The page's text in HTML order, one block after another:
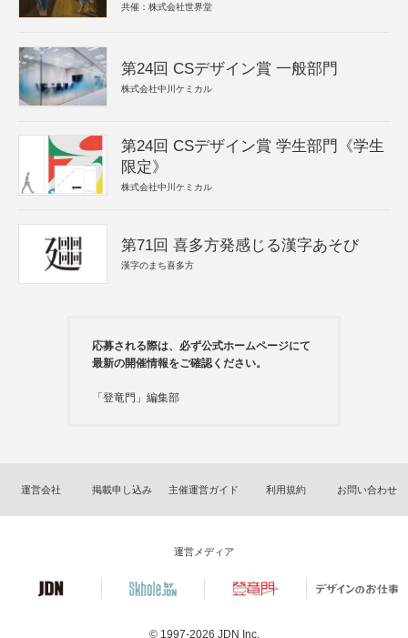
共催：株式会社世界堂
第24回 CSデザイン賞 一般部門
株式会社中川ケミカル
第24回 CSデザイン賞 学生部門《学生
限定》
株式会社中川ケミカル
第71回 喜多方発感じる漢字あそび
漢字のまち喜多方
応募される際は、必ず公式ホームページにて
最新の開催情報をご確認ください。
「登竜門」編集部
運営会社 掲載申し込み 主催運営ガイド 利用規約 お問い合わせ
運営メディア
© 1997-2026 JDN Inc.